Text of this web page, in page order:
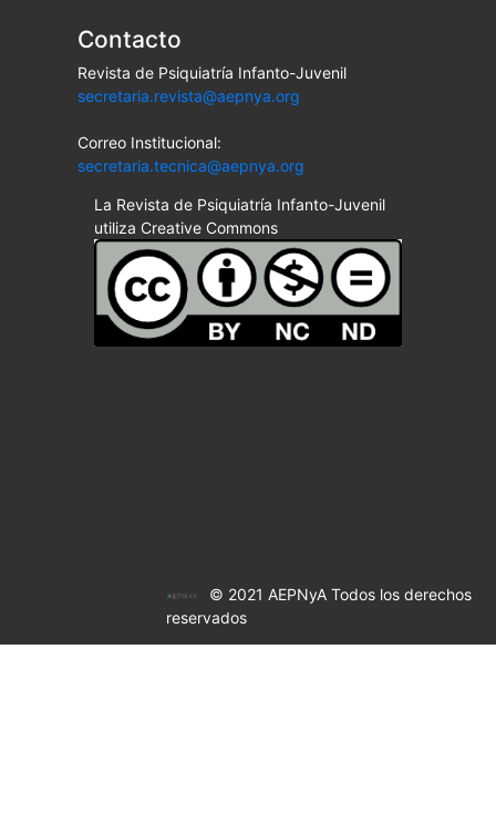
Contacto
Revista de Psiquiatría Infanto-Juvenil
secretaria.revista@aepnya.org
Correo Institucional:
secretaria.tecnica@aepnya.org
La Revista de Psiquiatría Infanto-Juvenil
utiliza Creative Commons
© 2021 AEPNyA Todos los derechos
reservados